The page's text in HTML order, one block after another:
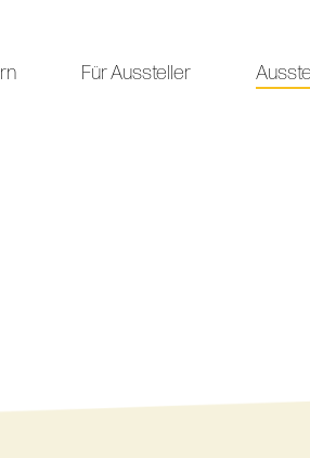
Für Aussteller